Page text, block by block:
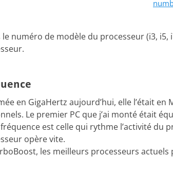
le numéro de modèle du processeur (i3,
en GigaHertz aujourd’hui, elle l’était
Le premier PC que j’ai monté était
est celle qui rythme l’activité du
opère vite.
les meilleurs processeurs